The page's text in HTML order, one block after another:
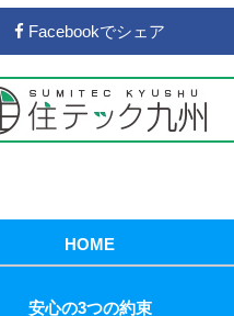
Facebookでシェア
HOME
安心の3つの約束